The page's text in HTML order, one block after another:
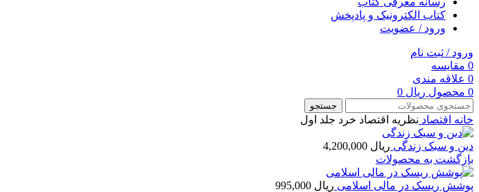
کتاب الکترونیک و پادپخش
ورود / عضویت
ورود / ثبت نام
0 مقایسه
0 علاقه مندی
0 محصول ریال
جستجو
خانه اقتصاد نظریه اقتصاد خرد جلد اول
دین و سبک زندگی ریال
بازگشت به محصولات
پوشش ریسک در مالی اسلامی ریال